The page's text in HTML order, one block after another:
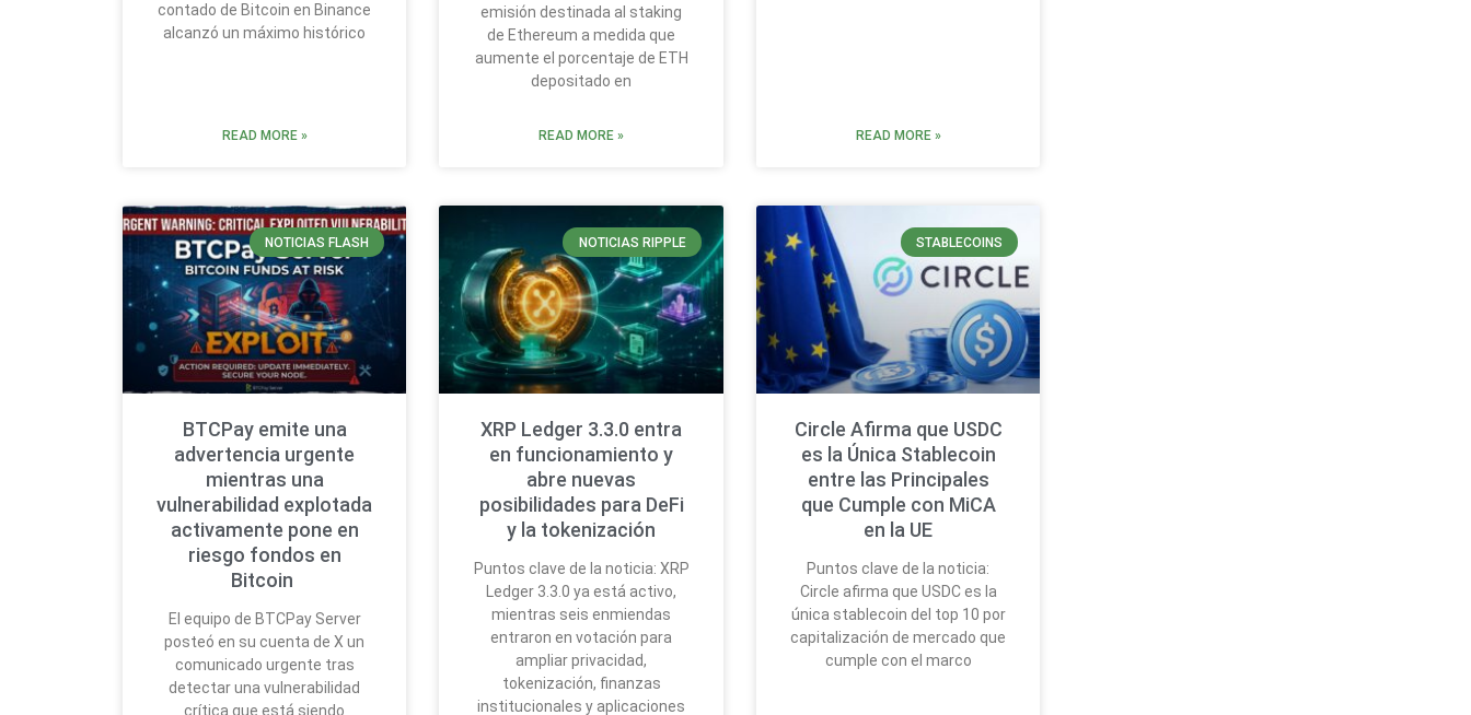
contado de Bitcoin en Binance
alcanzó un máximo histórico
READ MORE »
emisión destinada al staking
de Ethereum a medida que
aumente el porcentaje de ETH
depositado en
READ MORE » READ MORE »
NOTICIAS FLASH
BTCPay emite una
advertencia urgente
mientras una
vulnerabilidad explotada
activamente pone en
riesgo fondos en
Bitcoin
El equipo de BTCPay Server
posteó en su cuenta de X un
comunicado urgente tras
detectar una vulnerabilidad
crítica que está siendo
NOTICIAS RIPPLE
XRP Ledger 3.3.0 entra
en funcionamiento y
abre nuevas
posibilidades para DeFi
y la tokenización
Puntos clave de la noticia: XRP
Ledger 3.3.0 ya está activo,
mientras seis enmiendas
entraron en votación para
ampliar privacidad,
tokenización, finanzas
institucionales y aplicaciones
STABLECOINS
Circle Afirma que USDC
es la Única Stablecoin
entre las Principales
que Cumple con MiCA
en la UE
Puntos clave de la noticia:
Circle afirma que USDC es la
única stablecoin del top 10 por
capitalización de mercado que
cumple con el marco